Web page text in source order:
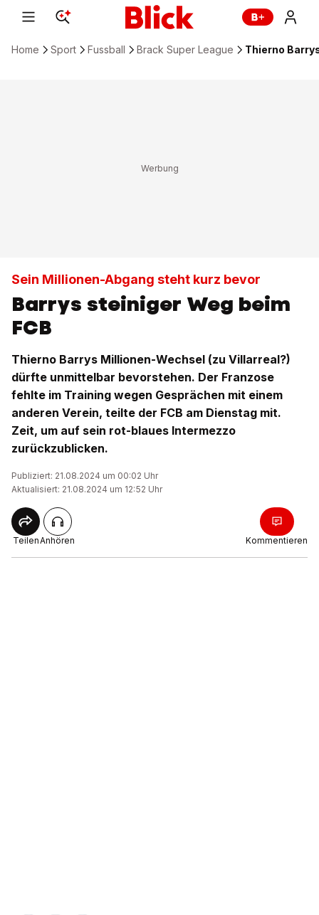
Home Sport Fussball Brack Super League Thierno
Sein Millionen-Abgang steht kurz bevor
Barrys steiniger Weg beim
FCB
Thierno Barrys Millionen-Wechsel (zu Villarreal?)
dürfte unmittelbar bevorstehen. Der Franzose
fehlte im Training wegen Gesprächen mit einem
anderen Verein, teilte der FCB am Dienstag mit.
Zeit, um auf sein rot-blaues Intermezzo
zurückzublicken.
Publiziert: 21.08.2024 um 00:02 Uhr
Aktualisiert: 21.08.2024 um 12:52 Uhr
TeilenAnhören Kommentieren